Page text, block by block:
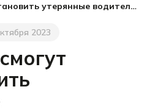
Украинцы смогут восстановить утерянные водительские права еще в Германии и Испании
2023